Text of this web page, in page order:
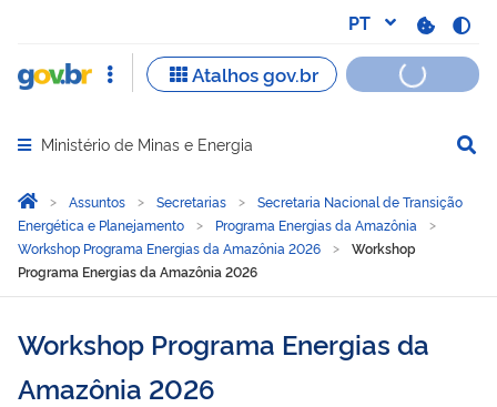
Abrir menu principal de navegação
Ministério de Minas e Energia
Você está aqui:
Página Inicial
Assuntos Secretarias
Secretaria Nacional de Transição
Energética e Planejamento
Programa Energias da Amazônia
Workshop Programa Energias da Amazônia 2026
Workshop
Programa Energias da Amazônia 2026
Workshop Programa Energias da
Amazônia 2026